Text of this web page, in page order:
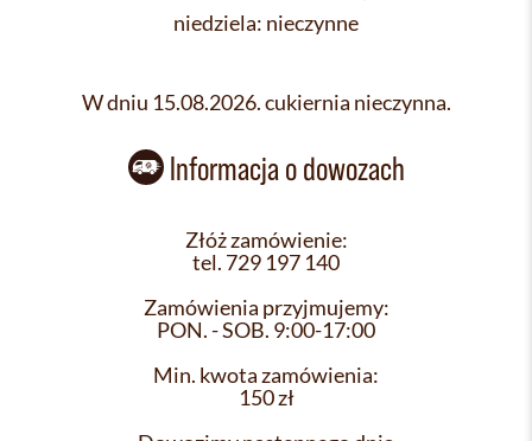
niedziela: nieczynne
W dniu 15.08.2026. cukiernia nieczynna.
Informacja o dowozach
Złóż zamówienie:
tel. 729 197 140
Zamówienia przyjmujemy:
PON. - SOB. 9:00-17:00
Min. kwota zamówienia:
150 zł